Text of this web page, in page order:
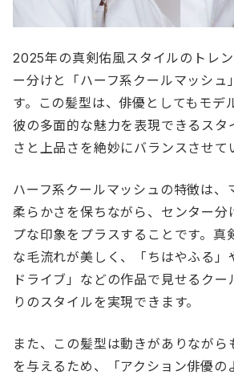
2025年の真剣佑風スタイルのトレ
ー分けと「ハーフ系クールマッシュ
す。この髪型は、俳優としてもモデ
彼の多面的な魅力を表現できるスタ
さと上品さを絶妙にバランスさせて
ハーフ系クールマッシュの特徴は、
柔らかさを保ちながら、センター分
プな印象をプラスすることです。真
な毛流れが美しく、「ちはやふる」
ドライブ」などの作品で見せるクー
りのスタイルを実現できます。
また、この髪型は動きがありながら
を与えるため、「アクション俳優の